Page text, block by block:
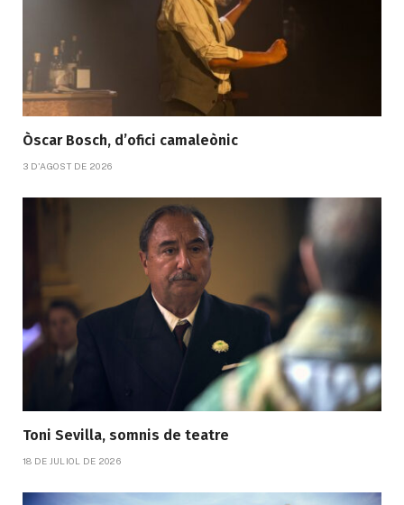
Òscar Bosch, d’ofici camaleònic
3 D'AGOST DE 2026
Toni Sevilla, somnis de teatre
18 DE JULIOL DE 2026